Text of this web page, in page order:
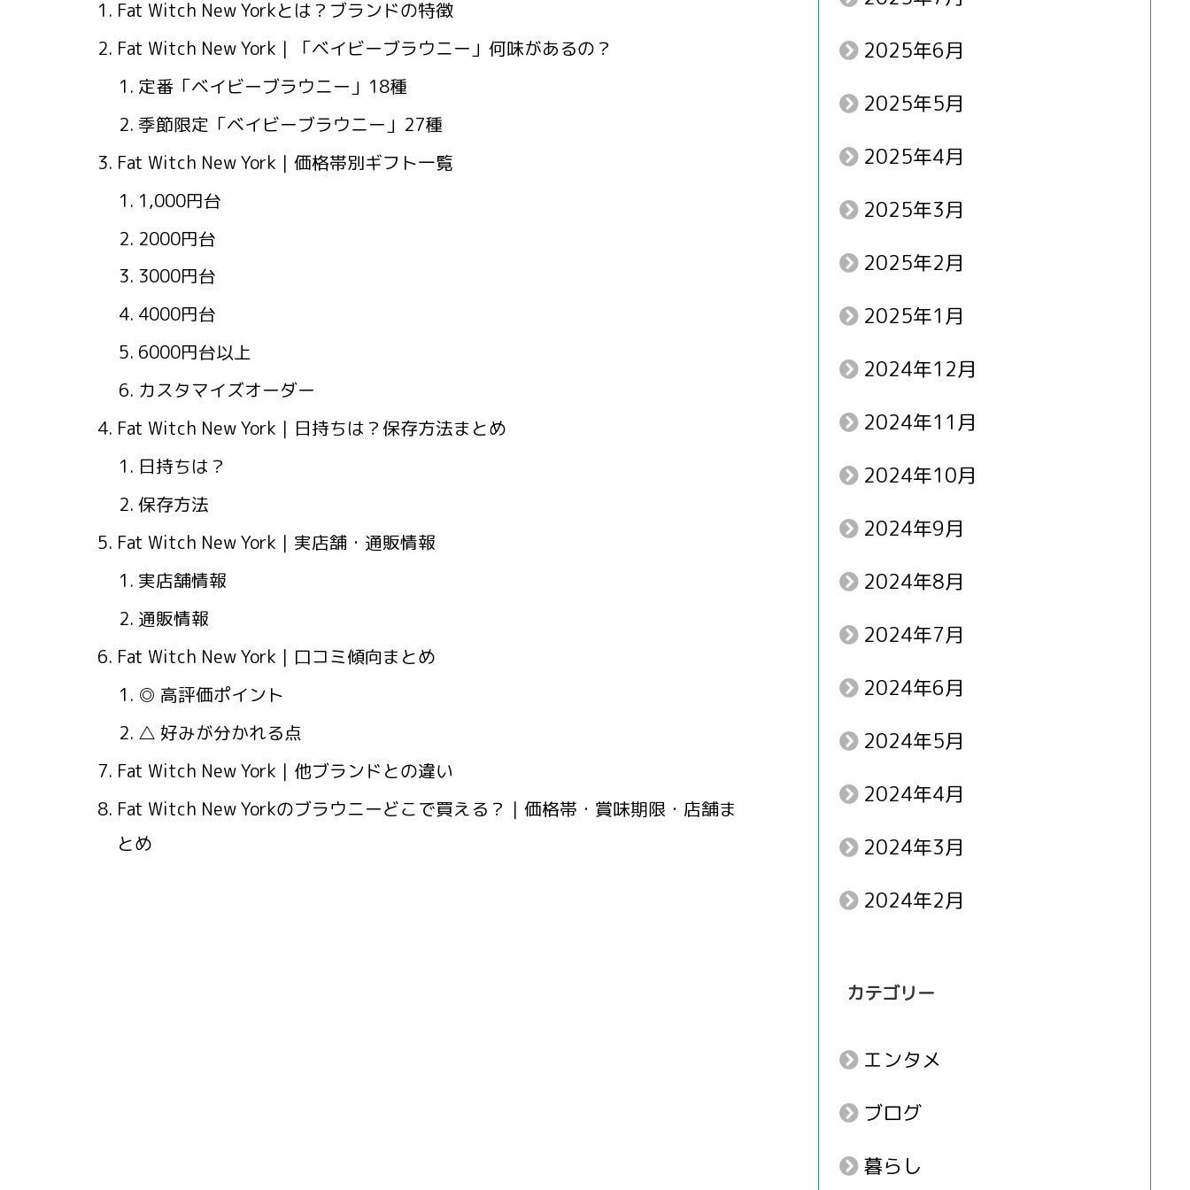
Fat Witch New Yorkとは？ブランドの特徴
Fat Witch New York｜「ベイビーブラウニー」何味があるの？
定番「ベイビーブラウニー」18種
季節限定「ベイビーブラウニー」27種
Fat Witch New York｜価格帯別ギフト一覧
1,000円台
2000円台
3000円台
4000円台
6000円台以上
カスタマイズオーダー
Fat Witch New York｜日持ちは？保存方法まとめ
日持ちは？
保存方法
Fat Witch New York｜実店舗・通販情報
実店舗情報
通販情報
Fat Witch New York｜口コミ傾向まとめ
◎ 高評価ポイント
△ 好みが分かれる点
Fat Witch New York｜他ブランドとの違い
Fat Witch New Yorkのブラウニーどこで買える？｜価格帯・賞味期限・店舗ま
とめ
2025年6月
2025年5月
2025年4月
2025年3月
2025年2月
2025年1月
2024年12月
2024年11月
2024年10月
2024年9月
2024年8月
2024年7月
2024年6月
2024年5月
2024年4月
2024年3月
2024年2月
カテゴリー
エンタメ
ブログ
暮らし